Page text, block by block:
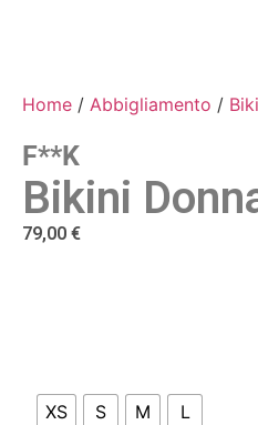
Home / Abbigliamento /
F**k
Bikini
79,00 €
XS S M L